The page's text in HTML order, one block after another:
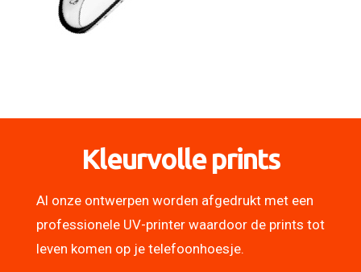
Kleurvolle prints
Al onze ontwerpen worden afgedrukt met een
professionele UV-printer waardoor de prints tot
leven komen op je telefoonhoesje.